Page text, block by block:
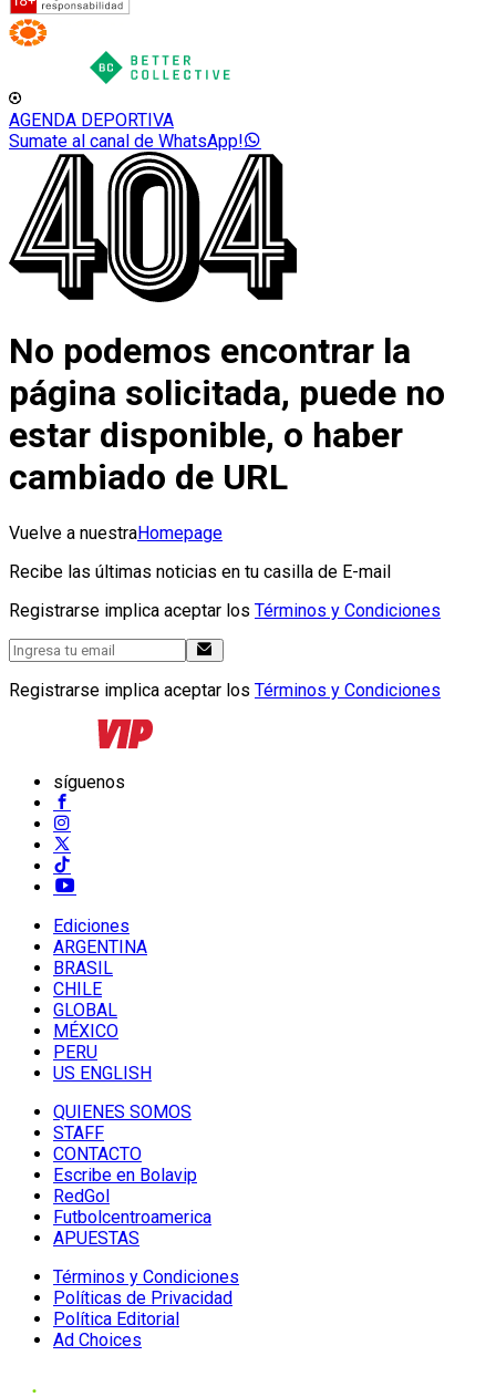
AGENDA DEPORTIVA
Sumate al canal de WhatsApp!
No podemos encontrar la
página solicitada, puede no
estar disponible, o haber
cambiado de URL
Vuelve a nuestraHomepage
Recibe las últimas noticias en tu casilla de E-mail
Registrarse implica aceptar los Términos y Condiciones
Registrarse implica aceptar los Términos y Condiciones
síguenos
Ediciones
ARGENTINA
BRASIL
CHILE
GLOBAL
MÉXICO
PERU
US ENGLISH
QUIENES SOMOS
STAFF
CONTACTO
Escribe en Bolavip
RedGol
Futbolcentroamerica
APUESTAS
Términos y Condiciones
Políticas de Privacidad
Política Editorial
Ad Choices